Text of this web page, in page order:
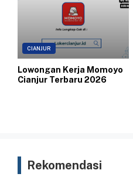
CIANJUR
Lowongan Kerja Momoyo
Cianjur Terbaru 2026
Rekomendasi